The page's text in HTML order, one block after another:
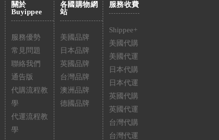
關於
Buyippee
服務優勢
常見問題
聯絡我們
通告版
代購流程教
學
代運流程教
學
各國購物網
站
美國品牌
日本品牌
英國品牌
台灣品牌
澳洲品牌
德國品牌
服務收費
Shippee+
美國代購
美國代運
日本代購
日本代運
英國代購
英國代運
台灣代購
台灣代運